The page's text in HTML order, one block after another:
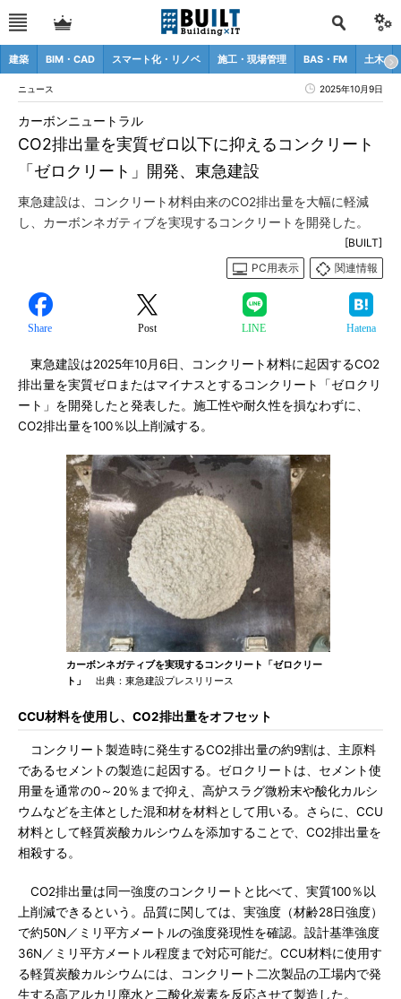
建築 BIM・CAD スマート化・リノベ 施工・現場管理 BAS・FM 土木
ニュース 2025年10月9日
CO2排出量を実質ゼロ以下に抑えるコンクリート
「ゼロクリート」開発、東急建設
カーボンニュートラル
東急建設は、コンクリート材料由来のCO2排出量を大幅に軽減
し、カーボンネガティブを実現するコンクリートを開発した。
[BUILT]
PC用表示
関連情報
Share Post LINE Hatena
東急建設は2025年10月6日、コンクリート材料に起因するCO2
排出量を実質ゼロまたはマイナスとするコンクリート「ゼロクリ
ート」を開発したと発表した。施工性や耐久性を損なわずに、
CO2排出量を100％以上削減する。
カーボンネガティブを実現するコンクリート「ゼロクリー
ト」
出典：東急建設プレスリリース
CCU材料を使用し、CO2排出量をオフセット
コンクリート製造時に発生するCO2排出量の約9割は、主原料
であるセメントの製造に起因する。ゼロクリートは、セメント使
用量を通常の0～20％まで抑え、高炉スラグ微粉末や酸化カルシ
ウムなどを主体とした混和材を材料として用いる。さらに、CCU
材料として軽質炭酸カルシウムを添加することで、CO2排出量を
相殺する。
CO2排出量は同一強度のコンクリートと比べて、実質100％以
上削減できるという。品質に関しては、実強度（材齢28日強度）
で約50N／ミリ平方メートルの強度発現性を確認。設計基準強度
36N／ミリ平方メートル程度まで対応可能だ。CCU材料に使用す
る軽質炭酸カルシウムには、コンクリート二次製品の工場内で発
生する高アルカリ廃水と二酸化炭素を反応させて製造した。